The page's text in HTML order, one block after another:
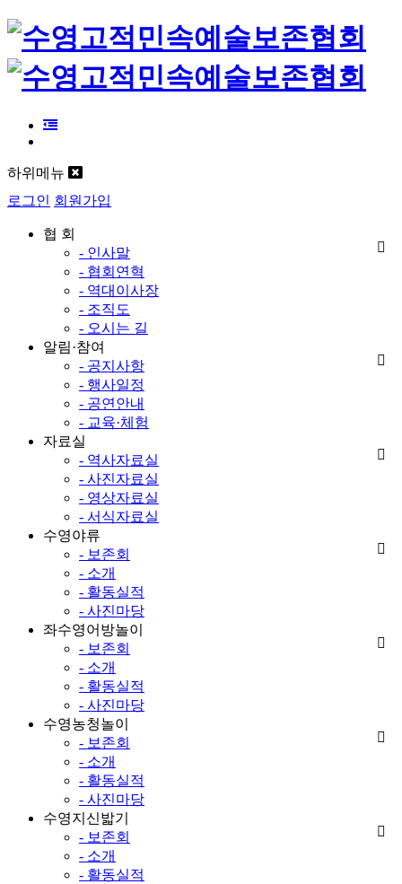
하위메뉴
로그인 회원가입
협 회
- 인사말
- 협회연혁
- 역대이사장
- 조직도
- 오시는 길
알림·참여
- 공지사항
- 행사일정
- 공연안내
- 교육·체험
자료실
- 역사자료실
- 사진자료실
- 영상자료실
- 서식자료실
수영야류
- 보존회
- 소개
- 활동실적
- 사진마당
좌수영어방놀이
- 보존회
- 소개
- 활동실적
- 사진마당
수영농청놀이
- 보존회
- 소개
- 활동실적
- 사진마당
수영지신밟기
- 보존회
- 소개
- 활동실적